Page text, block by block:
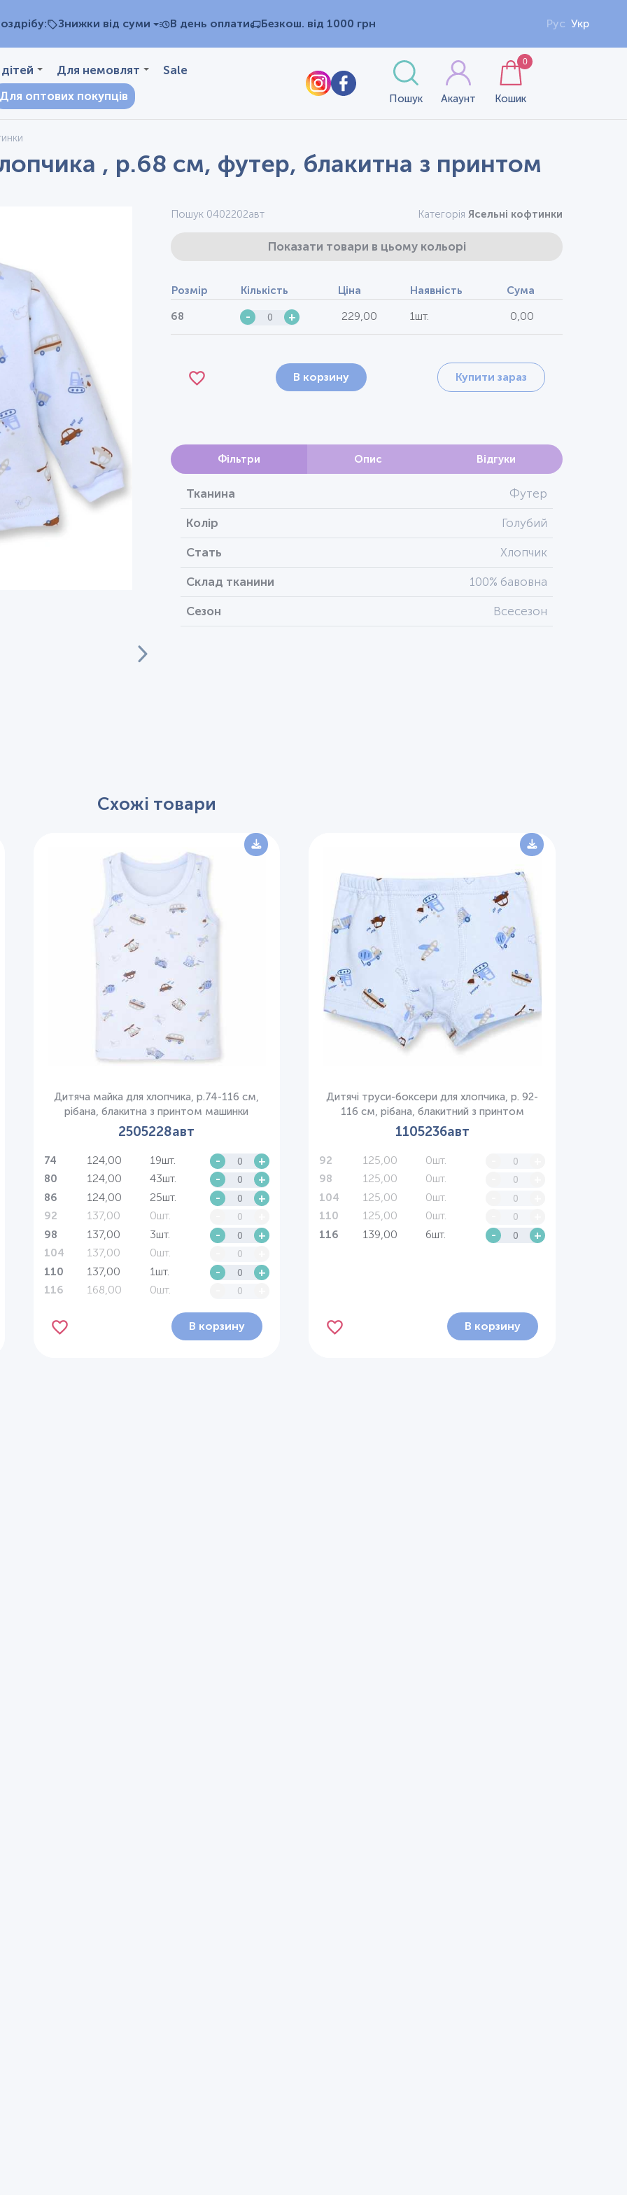
Знижки від суми В день оплати Безкош. від 1000 грн Рус Укр
Для немовлят
Sale
Для оптових покупців Пошук Акаунт Кошик
0
, р.68 см, футер, блакитна з принтом
Пошук 0402202авт Категорія Ясельні кофтинки
Показати товари в цьому кольорі
Розмір Кількість Ціна Наявність Сума
68 - + 229,00 1шт. 0,00
В корзину Купити зараз
Фільтри Опис Відгуки
Тканина Футер
Колір Голубий
Стать Хлопчик
Склад тканини 100% бавовна
Сезон Всесезон
Схожі товари
Дитяча майка для хлопчика, р.74-116 см,
рібана, блакитна з принтом машинки
2505228авт
74 124,00 19шт. - +
80 124,00 43шт. - +
86 124,00 25шт. - +
92 137,00 0шт.
98 137,00 3шт. - +
104 137,00 0шт.
110 137,00 1шт. - +
116 168,00 0шт.
В корзину
Дитячі труси-боксери для хлопчика, р. 92-
116 см, рібана, блакитний з принтом
1105236авт
92 125,00 0шт.
98 125,00 0шт.
104 125,00 0шт.
110 125,00 0шт.
116 139,00 6шт. - +
В корзину